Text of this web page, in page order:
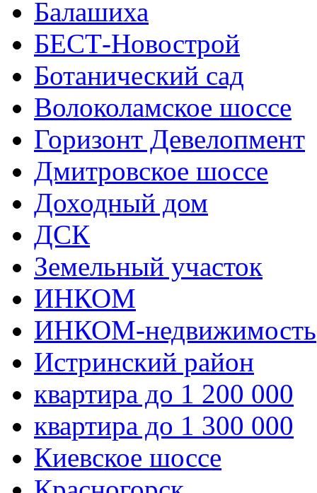
Балашиха
БЕСТ-Новострой
Ботанический сад
Волоколамское шоссе
Горизонт Девелопмент
Дмитровское шоссе
Доходный дом
ДСК
Земельный участок
ИНКОМ
ИНКОМ-недвижимость
Истринский район
квартира до 1 200 000
квартира до 1 300 000
Киевское шоссе